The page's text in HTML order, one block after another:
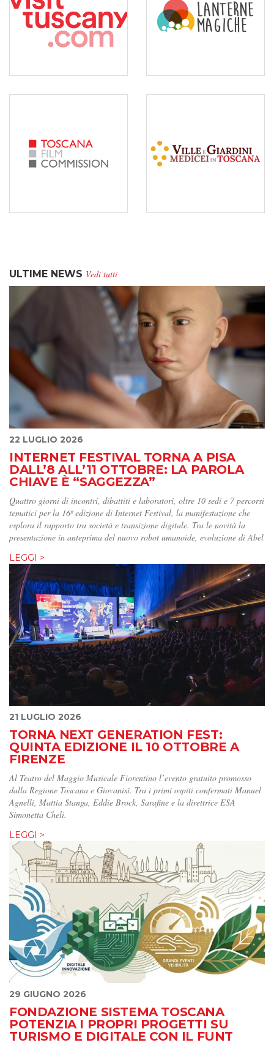
sportello regionale per chi fa
cinema e video, offrendo
assistenza gratuita a tutte le
Formazione, promozione e
didattica per la divulgazione e la
valorizzazione dei siti UNESCO
ULTIME NEWS Vedi tutti
22 LUGLIO 2026
INTERNET FESTIVAL TORNA A PISA
DALL’8 ALL’11 OTTOBRE: LA PAROLA
CHIAVE È “SAGGEZZA”
Quattro giorni di incontri, dibattiti e laboratori, oltre 10 sedi e 7 percorsi
tematici per la 16ª edizione di Internet Festival, la manifestazione che
esplora il rapporto tra società e transizione digitale. Tra le novità la
presentazione in anteprima del nuovo robot umanoide, evoluzione di Abel
LEGGI >
21 LUGLIO 2026
TORNA NEXT GENERATION FEST:
QUINTA EDIZIONE IL 10 OTTOBRE A
FIRENZE
Al Teatro del Maggio Musicale Fiorentino l’evento gratuito promosso
dalla Regione Toscana e Giovanisì. Tra i primi ospiti confermati Manuel
Agnelli, Mattia Stanga, Eddie Brock, Sarafine e la direttrice ESA
Simonetta Cheli.
LEGGI >
29 GIUGNO 2026
FONDAZIONE SISTEMA TOSCANA
POTENZIA I PROPRI PROGETTI SU
TURISMO E DIGITALE CON IL FUNT